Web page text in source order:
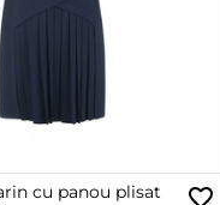
cu panou plisat